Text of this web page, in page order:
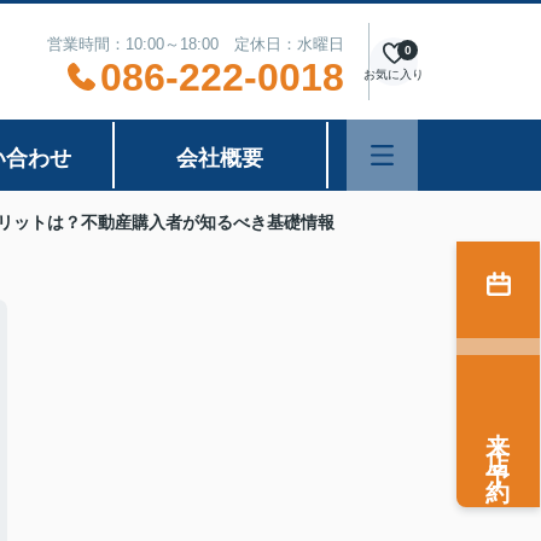
営業時間：10:00～18:00 定休日：水曜日
086-222-0018 お気に入り
0
合わせ 会社概要
ットは？不動産購入者が知るべき基礎情報
来店予約